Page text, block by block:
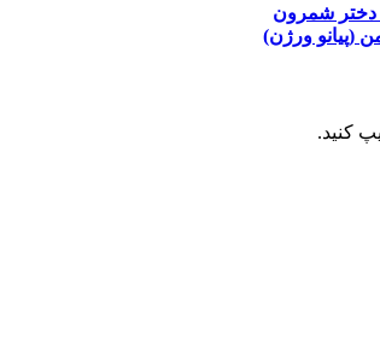
دختر شمرون
(پیانو ورژن)
کنید.